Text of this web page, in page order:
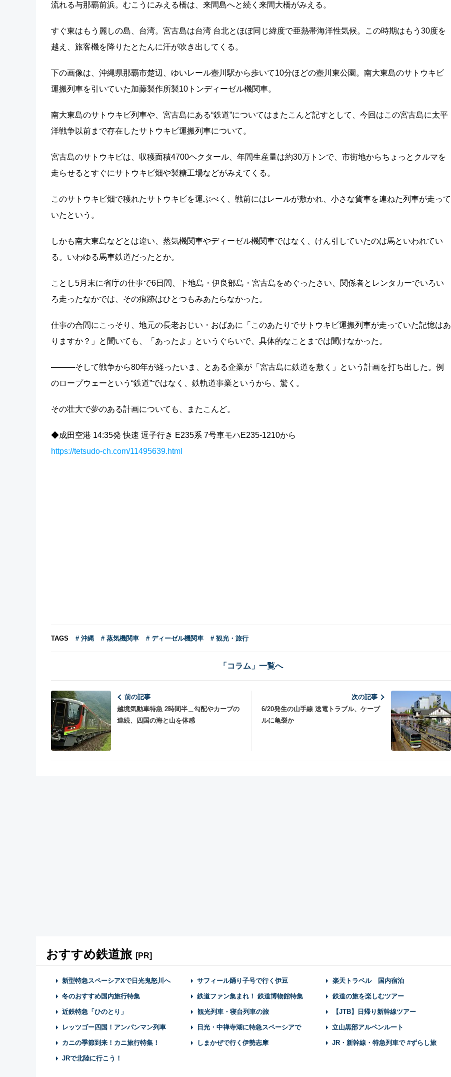
流れる与那覇前浜。むこうにみえる橋は、来間島へと続く来間大橋がみえる。
すぐ東はもう麗しの島、台湾。宮古島は台湾 台北とほぼ同じ緯度で亜熱帯海洋性気候。この時期はもう30度を
越え、旅客機を降りたとたんに汗が吹き出してくる。
下の画像は、沖縄県那覇市楚辺、ゆいレール壺川駅から歩いて10分ほどの壺川東公園。南大東島のサトウキビ
運搬列車を引いていた加藤製作所製10トンディーゼル機関車。
南大東島のサトウキビ列車や、宮古島にある“鉄道”についてはまたこんど記すとして、今回はこの宮古島に太平
洋戦争以前まで存在したサトウキビ運搬列車について。
宮古島のサトウキビは、収穫面積4700​ヘクタール、年間生産量は約30万トンで、市街地からちょっとクルマを
走らせるとすぐにサトウキビ畑や製糖工場などがみえてくる。
このサトウキビ畑で穫れたサトウキビを運ぶべく、戦前にはレールが敷かれ、小さな貨車を連ねた列車が走って
いたという。
しかも南大東島などとは違い、蒸気機関車やディーゼル機関車ではなく、けん引していたのは馬といわれてい
る。いわゆる馬車鉄道だったとか。
ことし5月末に省庁の仕事で6日間、下地島・伊良部島・宮古島をめぐったさい、関係者とレンタカーでいろい
ろ走ったなかでは、その痕跡はひとつもみあたらなかった。
仕事の合間にこっそり、地元の長老おじい・おばあに「このあたりでサトウキビ運搬列車が走っていた記憶はあ
りますか？」と聞いても、「あったよ」というぐらいで、具体的なことまでは聞けなかった。
―――そして戦争から80年が経ったいま、とある企業が「宮古島に鉄道を敷く」という計画を打ち出した。例
のロープウェーという“鉄道”ではなく、鉄軌道事業というから、驚く。
その壮大で夢のある計画についても、またこんど。
◆成田空港 14:35発 快速 逗子行き E235系 7号車モハE235-1210から
https://tetsudo-ch.com/11495639.html
TAGS # 沖縄 # 蒸気機関車 # ディーゼル機関車 # 観光・旅行
「コラム」一覧へ
前の記事
越境気動車特急 2時間半＿勾配やカーブの
連続、四国の海と山を体感
次の記事
6/20発生の山手線 送電トラブル、ケーブ
ルに亀裂か
おすすめ鉄道旅 [PR]
新型特急スペーシアXで日光鬼怒川へ サフィール踊り子号で行く伊豆 楽天トラベル 国内宿泊
冬のおすすめ国内旅行特集 鉄道ファン集まれ！ 鉄道博物館特集 鉄道の旅を楽しむツアー
近鉄特急「ひのとり」 観光列車・寝台列車の旅 【JTB】日帰り新幹線ツアー
レッツゴー四国！アンパンマン列車 日光・中禅寺湖に特急スペーシアで 立山黒部アルペンルート
カニの季節到来！カニ旅行特集！ しまかぜで行く伊勢志摩 JR・新幹線・特急列車で #ずらし旅
JRで北陸に行こう！